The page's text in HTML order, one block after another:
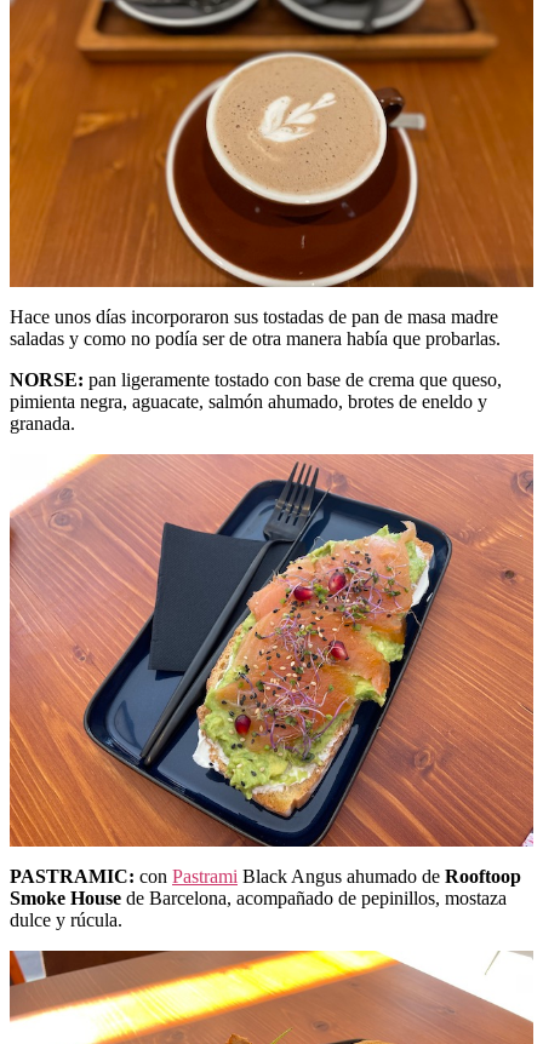
Hace unos días incorporaron sus tostadas de pan de masa madre
saladas y como no podía ser de otra manera había que probarlas.
NORSE: pan ligeramente tostado con base de crema que queso,
pimienta negra, aguacate, salmón ahumado, brotes de eneldo y
granada.
PASTRAMIC: con Pastrami Black Angus ahumado de Rooftoop
Smoke House de Barcelona, acompañado de pepinillos, mostaza
dulce y rúcula.